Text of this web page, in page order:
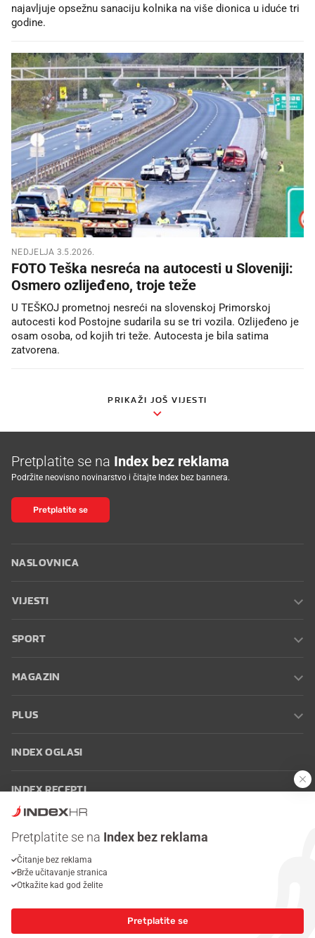
najavljuje opsežnu sanaciju kolnika na više dionica u iduće tri
godine.
NEDJELJA 3.5.2026.
FOTO Teška nesreća na autocesti u Sloveniji:
Osmero ozlijeđeno, troje teže
U TEŠKOJ prometnoj nesreći na slovenskoj Primorskoj
autocesti kod Postojne sudarila su se tri vozila. Ozlijeđeno je
osam osoba, od kojih tri teže. Autocesta je bila satima
zatvorena.
PRIKAŽI JOŠ VIJESTI
Pretplatite se na Index bez reklama
Podržite neovisno novinarstvo i čitajte Index bez bannera.
Pretplatite se
NASLOVNICA
VIJESTI
SPORT
MAGAZIN
PLUS
INDEX OGLASI
INDEX RECEPTI
Oglašavanje Zaposli se na Indexu
korištenja
Postavke kolačića
Pretplatite se na Index bez reklama
Čitanje bez reklama
Brže učitavanje stranica
Otkažite kad god želite
Pretplatite se